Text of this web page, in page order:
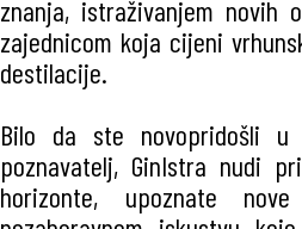
znanja, istraživanjem novih
zajednicom koja cijeni
destilacije.
Bilo da ste novopridošli
poznavatelj, GinIstra nudi
horizonte, upoznate